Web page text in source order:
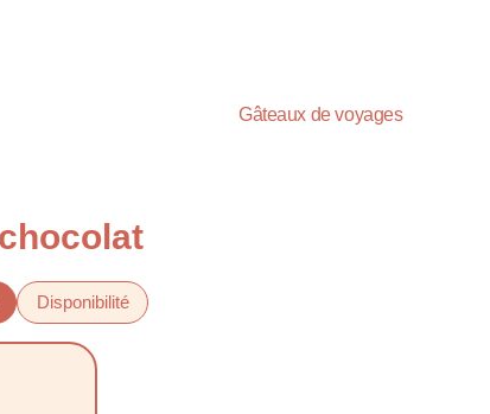
Gâteaux de voyages
Disponibilité